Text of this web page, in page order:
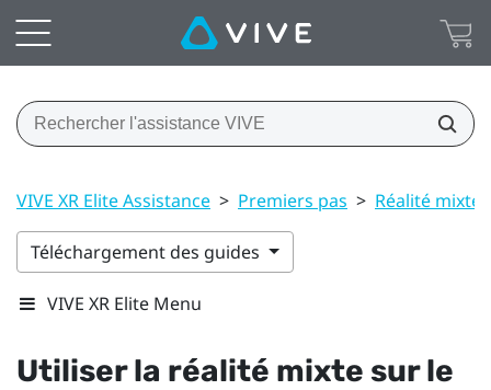
VIVE XR Elite Assistance > Premiers pas > Réalité mixte
Téléchargement des guides
VIVE XR Elite Menu
Utiliser la réalité mixte sur le